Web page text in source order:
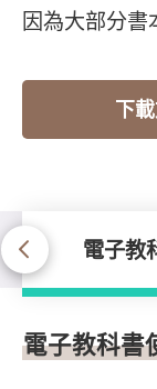
因為大部分書
下
電子教
電子教
電子教科書